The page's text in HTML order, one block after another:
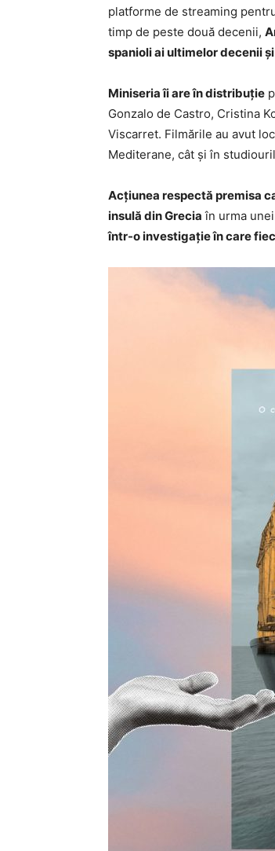
platforme de streaming
timp de peste două decenii,
spanioli ai ultimelor decenii
Miniseria îi are în distribuție
Gonzalo de Castro, Cristina
Viscarret. Filmările au avut
Mediterane, cât și în
Acțiunea respectă premisa
insulă din Grecia în urma
într-o investigație în care